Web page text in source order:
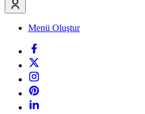
Menü Oluştur